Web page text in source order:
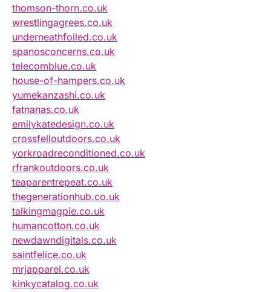
thomson-thorn.co.uk
wrestlingagrees.co.uk
underneathfoiled.co.uk
spanosconcerns.co.uk
telecomblue.co.uk
house-of-hampers.co.uk
yumekanzashi.co.uk
fatnanas.co.uk
emilykatedesign.co.uk
crossfelloutdoors.co.uk
yorkroadreconditioned.co.uk
rfrankoutdoors.co.uk
teaparentrepeat.co.uk
thegenerationhub.co.uk
talkingmagpie.co.uk
humancotton.co.uk
newdawndigitals.co.uk
saintfelice.co.uk
mrjapparel.co.uk
kinkycatalog.co.uk